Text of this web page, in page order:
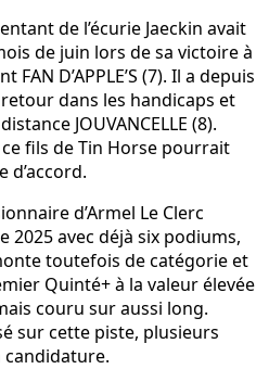
de l’écurie Jaeckin avait
de juin lors de sa victoire à
D’APPLE’S (7). Il a depuis
dans les handicaps et
JOUVANCELLE (8).
fils de Tin Horse pourrait
d’Armel Le Clerc
2025 avec déjà six podiums,
toutefois de catégorie et
Quinté+ à la valeur élevée
couru sur aussi long.
sur cette piste, plusieurs